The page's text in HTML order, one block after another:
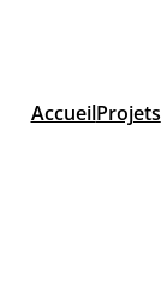
AccueilProjets